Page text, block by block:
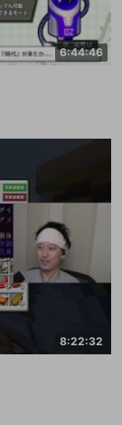
6:44:46
8:22:32